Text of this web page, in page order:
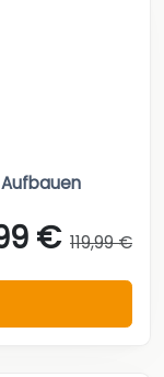
Aufbauen
€ 119,99 €